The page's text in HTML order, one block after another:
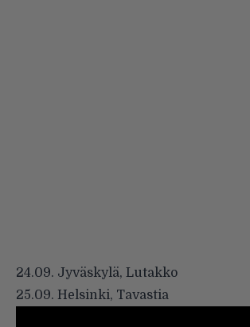
24.09. Jyväskylä, Lutakko
25.09. Helsinki, Tavastia